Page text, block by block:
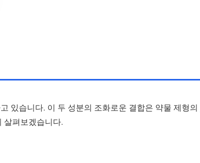
있습니다. 이 두 성분의 조화로운 결합은 약물 제형의
살펴보겠습니다.